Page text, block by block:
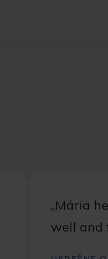
,,Mária
well and